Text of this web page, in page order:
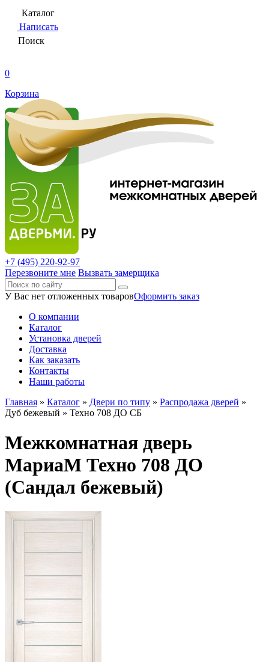
Каталог
Написать
Поиск
0
Корзина
+7 (495) 220-92-97
Перезвоните мне Вызвать замерщика
У Вас нет отложенных товаровОформить заказ
О компании
Каталог
Установка дверей
Доставка
Как заказать
Контакты
Наши работы
Главная » Каталог » Двери по типу » Распродажа дверей »
Дуб бежевый » Техно 708 ДО СБ
Межкомнатная дверь
МариаМ Техно 708 ДО
(Сандал бежевый)